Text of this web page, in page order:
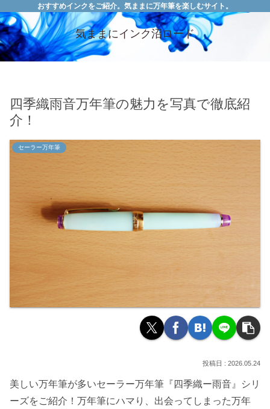
おすすめインクをご紹介。気ままに万年筆を楽しむサイト。
気ままにインク沼ロード
四季織雨音万年筆の魅力を写真で徹底紹
介！
セーラー万年筆
2026.05.24
美しい万年筆が多いセーラー万年筆『四季織ー雨音』シリ
ーズをご紹介！万年筆にハマり、出会ってしまった万年